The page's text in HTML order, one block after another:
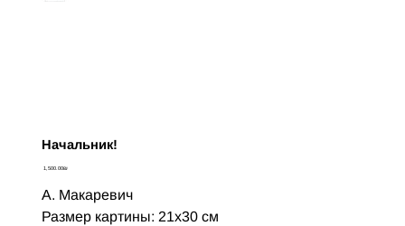
Начальник!
Цена‏1,500.00 ‏₪
А. Макаревич
Размер картины: 21х30 см